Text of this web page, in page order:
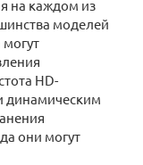
на каждом из
моделей
HD-
динамическим
они могут